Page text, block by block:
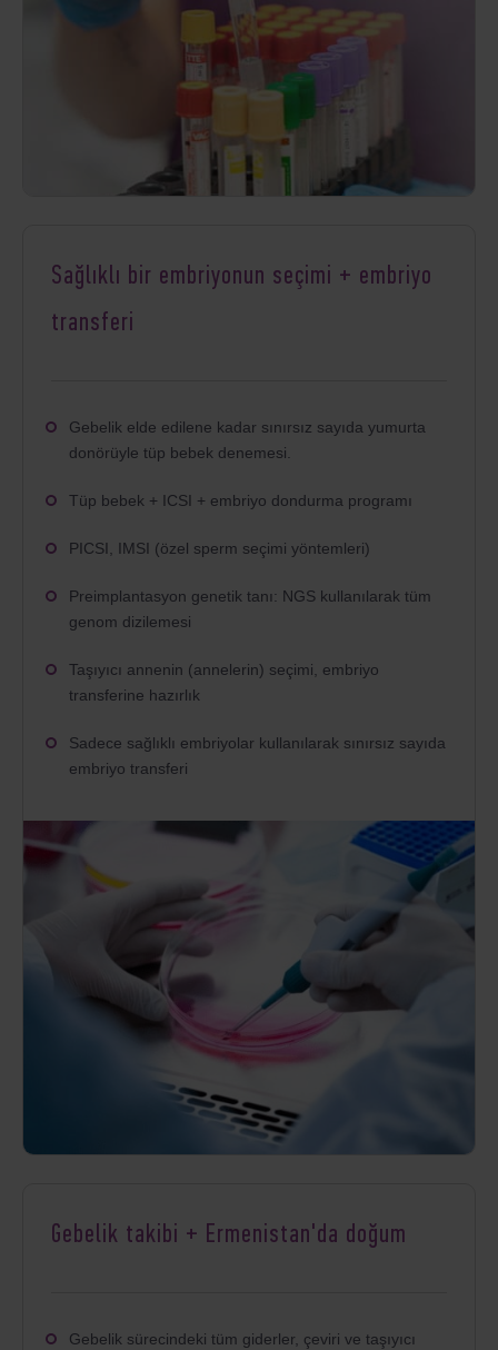
Sağlıklı bir embriyonun seçimi + embriyo
transferi
Gebelik elde edilene kadar sınırsız sayıda yumurta
donörüyle tüp bebek denemesi.
Tüp bebek + ICSI + embriyo dondurma programı
PICSI, IMSI (özel sperm seçimi yöntemleri)
Preimplantasyon genetik tanı: NGS kullanılarak tüm
genom dizilemesi
Taşıyıcı annenin (annelerin) seçimi, embriyo
transferine hazırlık
Sadece sağlıklı embriyolar kullanılarak sınırsız sayıda
embriyo transferi
Gebelik takibi + Ermenistan'da doğum
Gebelik sürecindeki tüm giderler, çeviri ve taşıyıcı